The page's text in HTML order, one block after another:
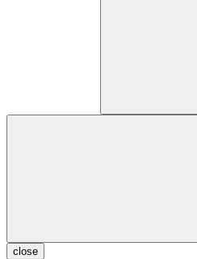
close